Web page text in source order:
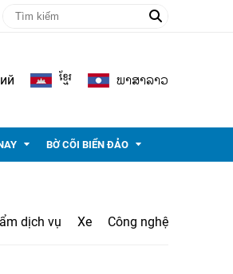
ខ្មែរ ພາ​ສາ​ລາວ
BỜ CÕI BIỂN ĐẢO
dịch vụ Xe Công nghệ